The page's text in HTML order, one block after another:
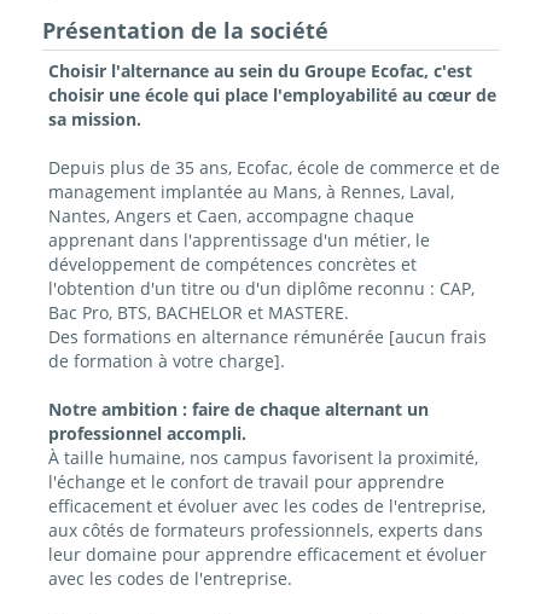
Présentation de la société
Choisir l'alternance au sein du Groupe Ecofac, c'est
choisir une école qui place l'employabilité au cœur de
sa mission.
Depuis plus de 35 ans, Ecofac, école de commerce et de
management implantée au Mans, à Rennes, Laval,
Nantes, Angers et Caen, accompagne chaque
apprenant dans l'apprentissage d'un métier, le
développement de compétences concrètes et
l'obtention d'un titre ou d'un diplôme reconnu : CAP,
Bac Pro, BTS, BACHELOR et MASTERE.
Des formations en alternance rémunérée [aucun frais
de formation à votre charge].
Notre ambition : faire de chaque alternant un
professionnel accompli.
À taille humaine, nos campus favorisent la proximité,
l'échange et le confort de travail pour apprendre
efficacement et évoluer avec les codes de l'entreprise,
aux côtés de formateurs professionnels, experts dans
leur domaine pour apprendre efficacement et évoluer
avec les codes de l'entreprise.